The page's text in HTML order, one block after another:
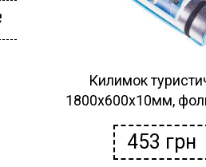
Килимок
1800х600х10мм,
453 грн